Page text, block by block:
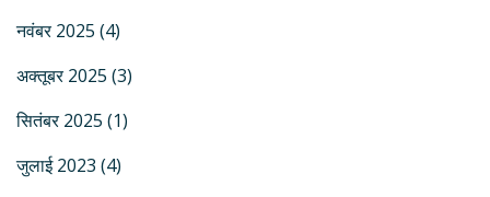
नवंबर 2025 (4)
अक्तूबर 2025 (3)
सितंबर 2025 (1)
जुलाई 2023 (4)